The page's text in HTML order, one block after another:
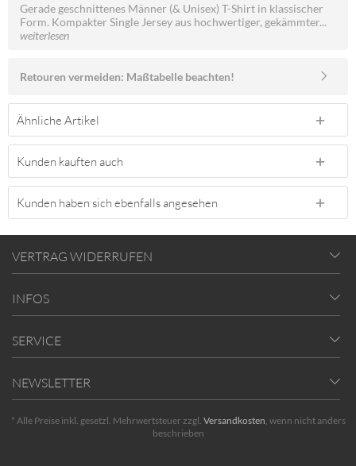
Gerade geschnittenes Männer (& Unisex) T-Shirt in klassischer
Form. Kompakter Single Jersey aus hochwertiger, gekämmter...
weiterlesen
Retouren vermeiden: Maßtabelle beachten!
Ähnliche Artikel
Kunden kauften auch
Kunden haben sich ebenfalls angesehen
VERTRAG WIDERRUFEN
INFOS
SERVICE
NEWSLETTER
* Alle Preise inkl. gesetzl. Mehrwertsteuer zzgl. Versandkosten, wenn nicht anders
beschrieben